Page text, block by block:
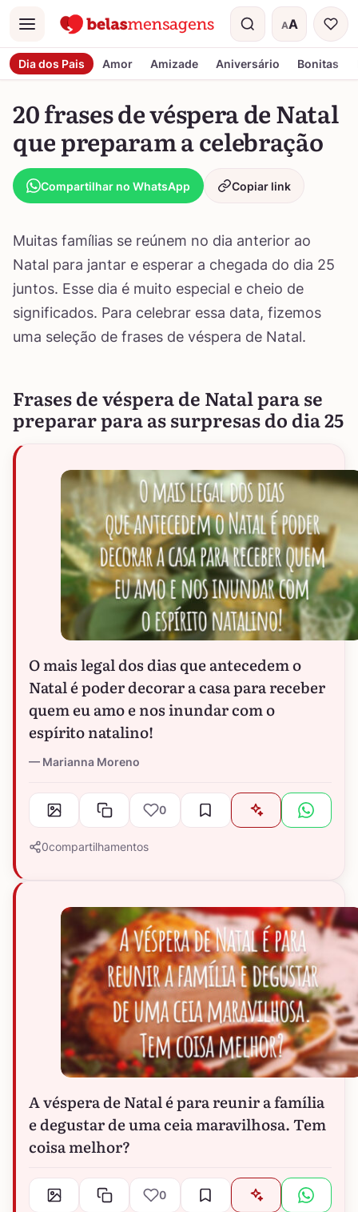
Menu AA
Tamanho do
Dia dos Pais Amor Amizade Aniversário Bonitas
20 frases de véspera de Natal
que preparam a celebração
Compartilhar no WhatsApp Copiar link
Muitas famílias se reúnem no dia anterior ao
Natal para jantar e esperar a chegada do dia 25
juntos. Esse dia é muito especial e cheio de
significados. Para celebrar essa data, fizemos
uma seleção de frases de véspera de Natal.
Frases de véspera de Natal para se
preparar para as surpresas do dia 25
O mais legal dos dias que antecedem o
Natal é poder decorar a casa para receber
quem eu amo e nos inundar com o
espírito natalino!
Marianna Moreno
0
0compartilhamentos
A véspera de Natal é para reunir a família
e degustar de uma ceia maravilhosa. Tem
coisa melhor?
0